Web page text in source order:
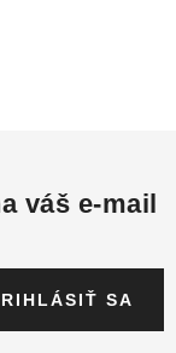
váš e-mail
SA